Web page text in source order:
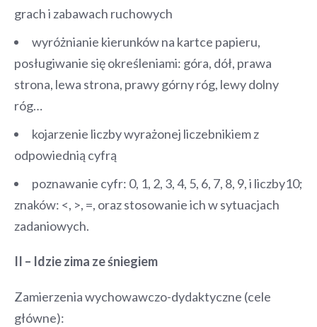
grach i zabawach ruchowych
wyróżnianie kierunków na kartce papieru,
posługiwanie się określeniami: góra, dół, prawa
strona, lewa strona, prawy górny róg, lewy dolny
róg…
kojarzenie liczby wyrażonej liczebnikiem z
odpowiednią cyfrą
poznawanie cyfr: 0, 1, 2, 3, 4, 5, 6, 7, 8, 9, i liczby10;
znaków: <, >, =, oraz stosowanie ich w sytuacjach
zadaniowych.
II – Idzie zima ze śniegiem
Zamierzenia wychowawczo-dydaktyczne (cele
główne):